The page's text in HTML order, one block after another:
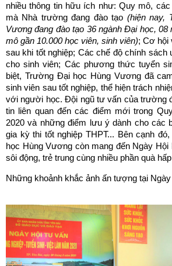
nhiều thông tin hữu ích như: Quy mô,
mà Nhà trường đang đào tạo (hiện nay,
Vương đang đào tạo 36 ngành Đại học, 08
mô gần 10.000 học viên, sinh viên); Cơ hội
sau khi tốt nghiệp; Các chế độ chính sách
cho sinh viên; Các phương thức tuyển
biệt, Trường Đại học Hùng Vương đã
sinh viên sau tốt nghiệp, thể hiện trách
với người học. Đội ngũ tư vấn của trường
tin liên quan đến các điểm mới trong
2020 và những điểm lưu ý dành cho các
gia kỳ thi tốt nghiệp THPT... Bên cạnh
học Hùng Vương còn mang đến Ngày
sôi động, trẻ trung cùng nhiều phần quà
Những khoảnh khắc ảnh ấn tượng tại Ngày